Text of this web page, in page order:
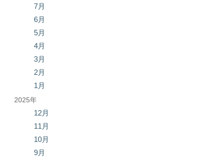
7月
6月
5月
4月
3月
2月
1月
2025年
12月
11月
10月
9月